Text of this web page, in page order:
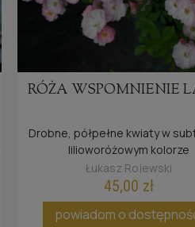
RÓŻA WSPOMNIENIE
Drobne, półpełne kwiaty w
lilioworóżowym kolorze
Łukasz Rojewski
45,00 zł
powiadom o